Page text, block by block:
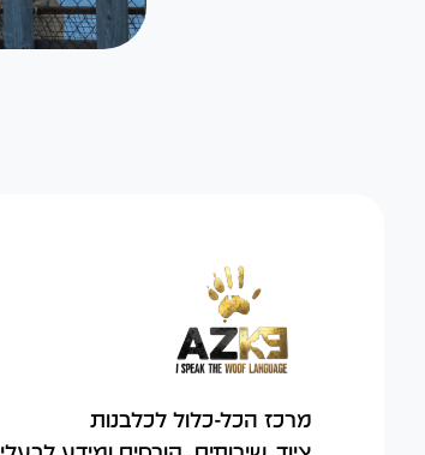
מרכז הכל-כלול לכלבנות